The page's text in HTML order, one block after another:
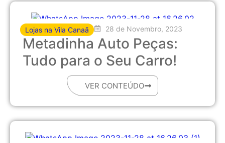
Lojas na Vila Canaã 28 de Novembro, 2023
Metadinha Auto Peças:
Tudo para o Seu Carro!
VER CONTEÚDO